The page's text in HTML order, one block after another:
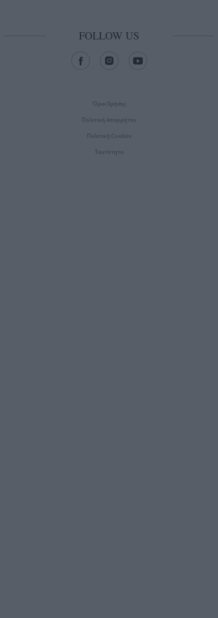
FOLLOW US
Όροι Xρήσης
Πολιτική Απορρήτου
Πολιτική Cookies
Ταυτότητα